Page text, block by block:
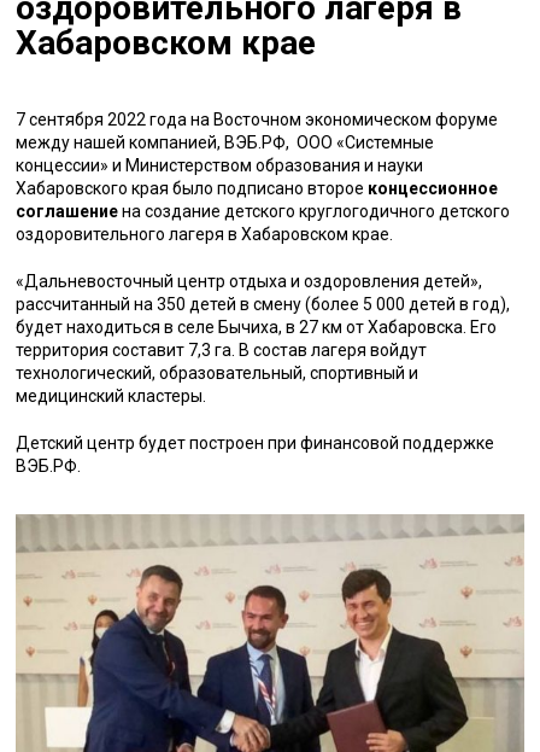
оздоровительного лагеря в
Хабаровском крае
7 сентября 2022 года на Восточном экономическом форуме
между нашей компанией, ВЭБ.РФ, ООО «Системные
концессии» и Министерством образования и науки
Хабаровского края было подписано второе концессионное
соглашениена создание детского круглогодичного детского
оздоровительного лагеря в Хабаровском крае.
«Дальневосточный центр отдыха и оздоровления детей»,
рассчитанный на 350 детей в смену (более 5 000 детей в год),
будет находиться в селе Бычиха, в 27 км от Хабаровска. Его
территория составит 7,3 га. В состав лагеря войдут
технологический, образовательный, спортивный и
медицинский кластеры.
Детский центр будет построен при финансовой поддержке
ВЭБ.РФ.